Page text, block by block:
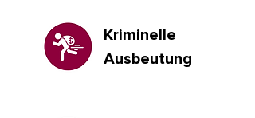
Kriminelle
Ausbeutung